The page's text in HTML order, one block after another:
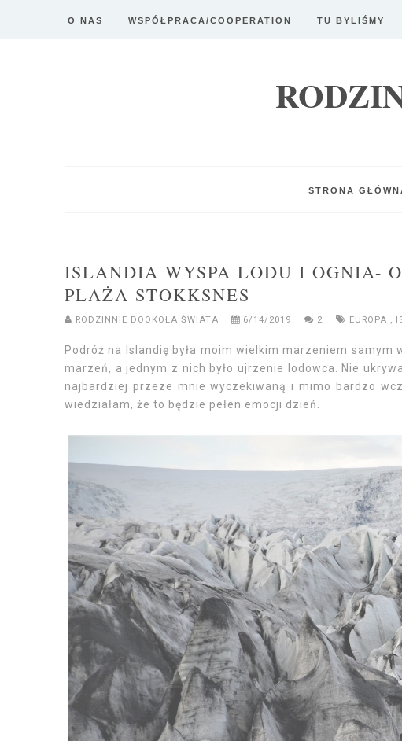
O NAS WSPÓŁPRACA/COOPERATION TU BYLIŚMY
STRONA
ISLANDIA WYSPA LODU I OGNIA-
PLAŻA STOKKSNES
RODZINNIE DOOKOŁA ŚWIATA 6/14/2019 2 EUROPA ,
Podróż na Islandię była moim wielkim marzeniem
marzeń, a jednym z nich było ujrzenie lodowca. Nie
najbardziej przeze mnie wyczekiwaną i mimo bardzo
wiedziałam, że to będzie pełen emocji dzień.